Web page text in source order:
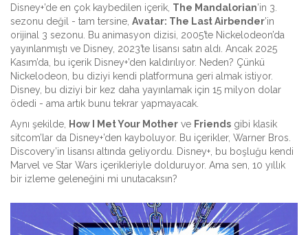
Disney+’de en çok kaybedilen içerik, The Mandalorian’in 3.
sezonu değil - tam tersine, Avatar: The Last Airbender’in
orijinal 3 sezonu. Bu animasyon dizisi, 2005’te Nickelodeon’da
yayınlanmıştı ve Disney, 2023’te lisansı satın aldı. Ancak 2025
Kasım’da, bu içerik Disney+’den kaldırılıyor. Neden? Çünkü
Nickelodeon, bu diziyi kendi platformuna geri almak istiyor.
Disney, bu diziyi bir kez daha yayınlamak için 15 milyon dolar
ödedi - ama artık bunu tekrar yapmayacak.
Aynı şekilde,
How I Met Your Mother ve Friends gibi klasik
sitcom’lar da Disney+’den kayboluyor. Bu içerikler, Warner Bros.
Discovery’in lisansı altında geliyordu. Disney+, bu boşluğu kendi
Marvel ve Star Wars içerikleriyle dolduruyor. Ama sen, 10 yıllık
bir izleme geleneğini mi unutacaksın?